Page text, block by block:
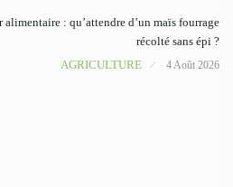
alimentaire : qu’attendre d’un maïs fourrage
récolté sans épi ?
AGRICULTURE
4 Août 2026